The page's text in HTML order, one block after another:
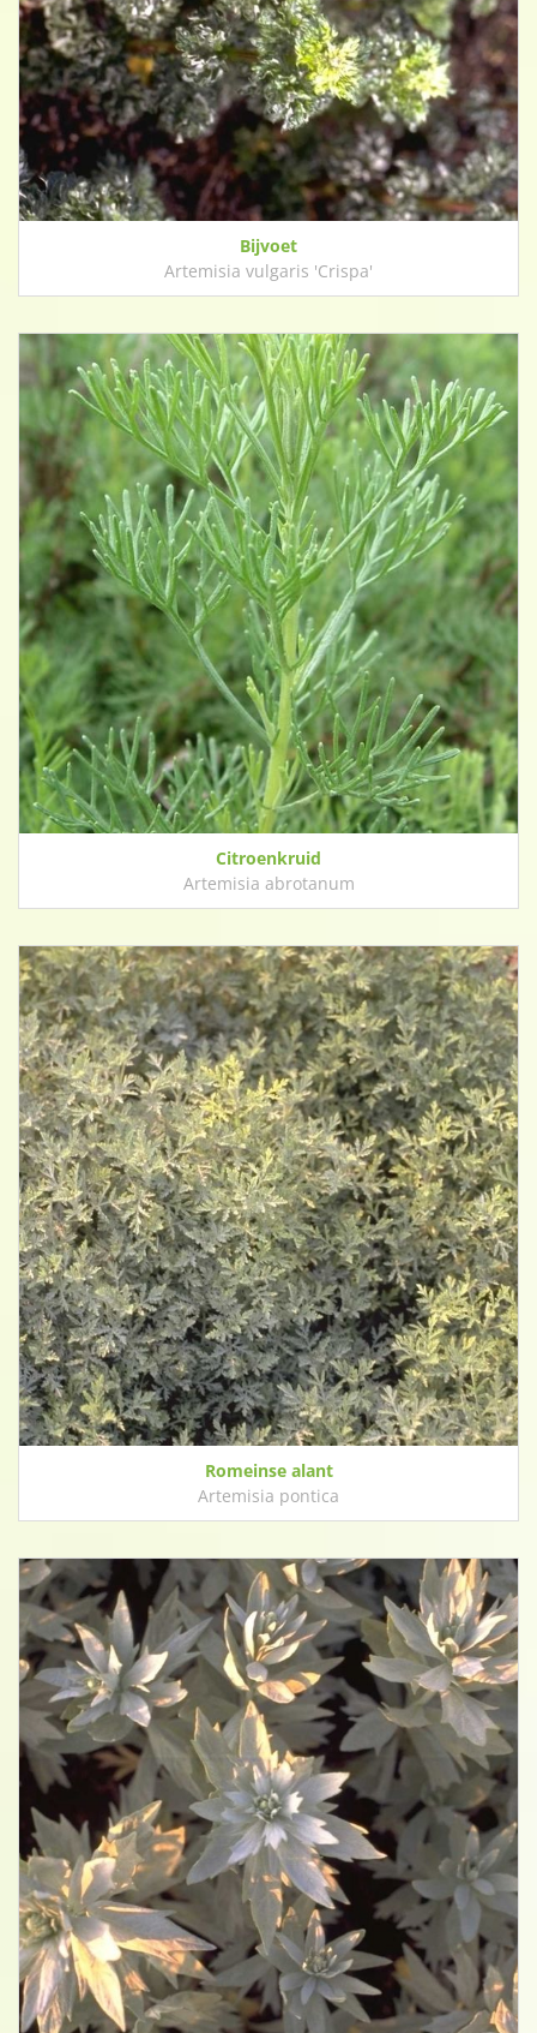
Bijvoet
Artemisia vulgaris 'Crispa'
Citroenkruid
Artemisia abrotanum
Romeinse alant
Artemisia pontica